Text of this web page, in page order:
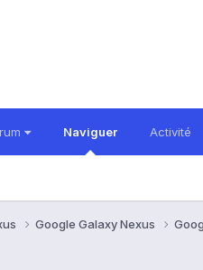
Naviguer Activité
Google Galaxy Nexus